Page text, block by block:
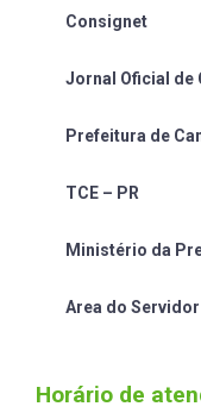
Consignet
Jornal Oficial de
Prefeitura de
TCE – PR
Ministério da
Area do
Horário de